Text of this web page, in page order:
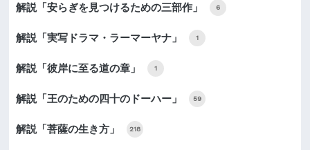
解説「安らぎを見つけるための三部作」 6
解説「実写ドラマ・ラーマーヤナ」 1
解説「彼岸に至る道の章」 1
解説「王のための四十のドーハー」 59
解説「菩薩の生き方」 218